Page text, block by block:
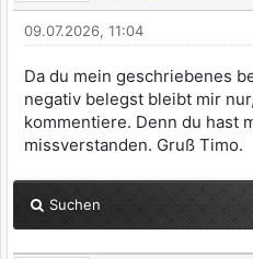
09.07.2026, 11:04
Da du mein geschriebenes
negativ belegst bleibt mir
kommentiere. Denn du hast
missverstanden. Gruß Timo.
Suchen